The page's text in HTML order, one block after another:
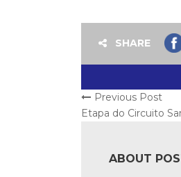
SHARE
Previous Post
Etapa do Circuito
ABOUT